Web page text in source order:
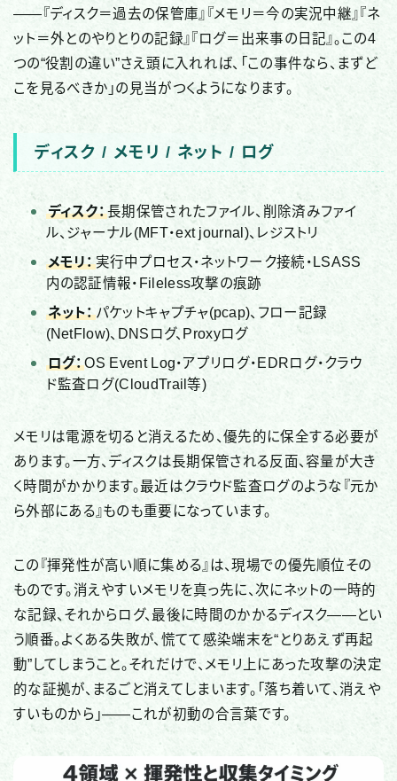
——『ディスク＝過去の保管庫』『メモリ＝今の実況中継』『ネ
ット＝外とのやりとりの記録』『ログ＝出来事の日記』。この4
つの“役割の違い”さえ頭に入れれば、「この事件なら、まずど
こを見るべきか」の見当がつくようになります。
ディスク / メモリ / ネット / ログ
ディスク：長期保管されたファイル、削除済みファイ
ル、ジャーナル(MFT・ext journal)、レジストリ
メモリ：実行中プロセス・ネットワーク接続・LSASS
内の認証情報・Fileless攻撃の痕跡
ネット：パケットキャプチャ(pcap)、フロー記録
(NetFlow)、DNSログ、Proxyログ
ログ：OS Event Log・アプリログ・EDRログ・クラウ
ド監査ログ(CloudTrail等)
メモリは電源を切ると消えるため、優先的に保全する必要が
あります。一方、ディスクは長期保管される反面、容量が大き
く時間がかかります。最近はクラウド監査ログのような『元か
ら外部にある』ものも重要になっています。
この『揮発性が高い順に集める』は、現場での優先順位その
ものです。消えやすいメモリを真っ先に、次にネットの一時的
な記録、それからログ、最後に時間のかかるディスク——とい
う順番。よくある失敗が、慌てて感染端末を“とりあえず再起
動”してしまうこと。それだけで、メモリ上にあった攻撃の決定
的な証拠が、まるごと消えてしまいます。「落ち着いて、消えや
すいものから」——これが初動の合言葉です。